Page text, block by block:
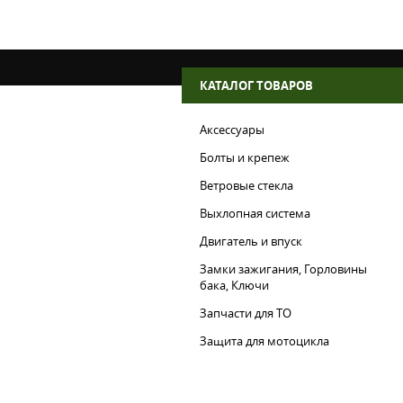
КАТАЛОГ ТОВАРОВ
Аксессуары
Болты и крепеж
Ветровые стекла
Выхлопная система
Двигатель и впуск
Замки зажигания, Горловины
бака, Ключи
Запчасти для ТО
Защита для мотоцикла